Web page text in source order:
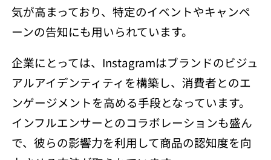
気が高まっており、特定のイベントやキャンペ
ーンの告知にも用いられています。
企業にとっては、Instagramはブランドのビジュ
アルアイデンティティを構築し、消費者とのエ
ンゲージメントを高める手段となっています。
インフルエンサーとのコラボレーションも盛ん
で、彼らの影響力を利用して商品の認知度を向